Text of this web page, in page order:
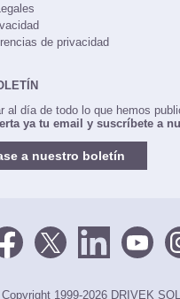
de privacidad
al día de todo lo que hemos
ya tu email y suscríbete a
a nuestro boletín
1999-2026 DRIVEK